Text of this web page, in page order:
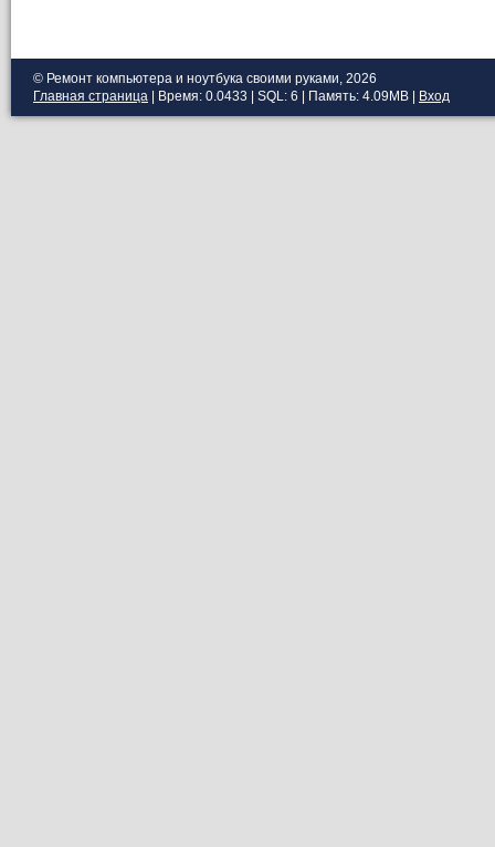
© Ремонт компьютера и ноутбука своими руками, 2026
Главная страница | Время: 0.0433 | SQL: 6 | Память: 4.09MB Вход